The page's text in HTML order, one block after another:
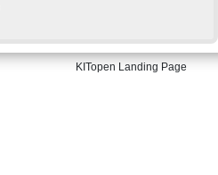
KITopen Landing Page